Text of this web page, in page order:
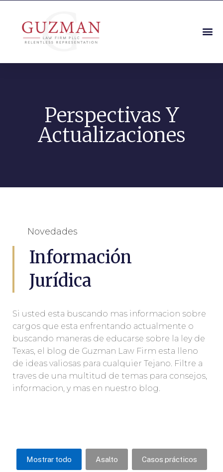
Perspectivas Y
Actualizaciones
Novedades
Información
Jurídica
Si usted esta buscando mas informacion sobre
cargos que esta enfrentando actualmente o
buscando maneras de educarse sobre la ley de
Texas, el blog de Guzman Law Firm esta lleno
de ideas valiosas para cualquier Tejano. Filtre a
traves de una multitud de temas para consejos,
informacion, y mas en nuestro blog.
Mostrar todo Asalto Casos prácticos